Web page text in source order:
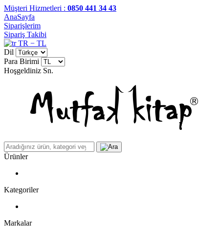
Müşteri Hizmetleri : 0850 441 34 43
AnaSayfa
Siparişlerim
Sipariş Takibi
TR − TL
Dil
Para Birimi
Hoşgeldiniz Sn.
Ürünler
Kategoriler
Markalar